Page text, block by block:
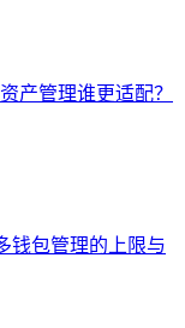
产管理谁更适配？
钱包管理的上限与